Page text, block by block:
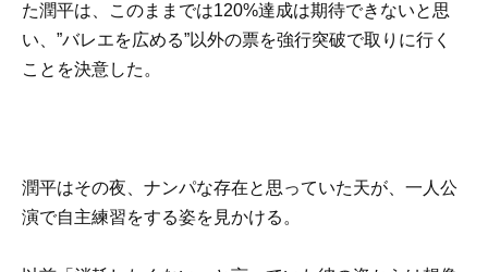
た潤平は、このままでは120%達成は期待できないと思
い、”バレエを広める”以外の票を強行突破で取りに行く
ことを決意した。
潤平はその夜、ナンパな存在と思っていた天が、一人公
演で自主練習をする姿を見かける。